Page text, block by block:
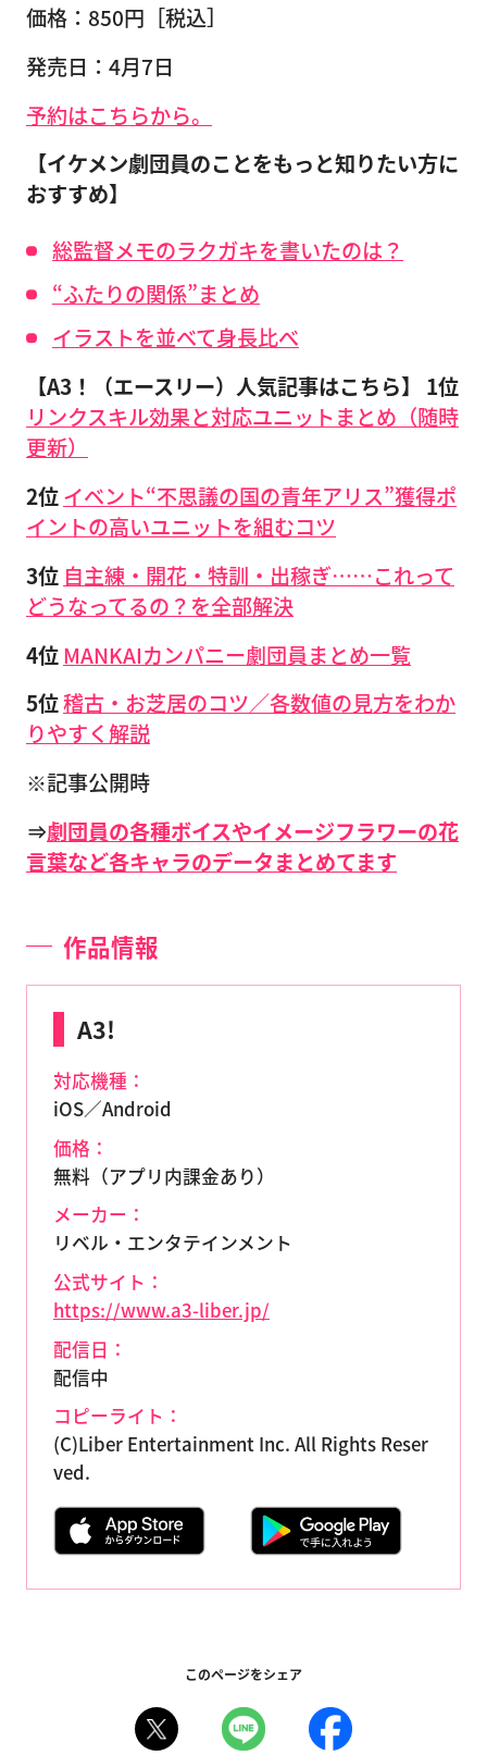
価格：850円［税込］
発売日：4月7日
予約はこちらから。
【イケメン劇団員のことをもっと知りたい方に
おすすめ】
総監督メモのラクガキを書いたのは？
“ふたりの関係”まとめ
イラストを並べて身長比べ
【A3！（エースリー）人気記事はこちら】
1位
リンクスキル効果と対応ユニットまとめ（随時
更新）
2位イベント“不思議の国の青年アリス”獲得ポ
イントの高いユニットを組むコツ
3位 自主練・開花・特訓・出稼ぎ……これって
どうなってるの？を全部解決
4位MANKAIカンパニー劇団員まとめ一覧
5位稽古・お芝居のコツ／各数値の見方をわか
りやすく解説
※記事公開時
⇒劇団員の各種ボイスやイメージフラワーの花
言葉など各キャラのデータまとめてます
作品情報
A3!
対応機種：
iOS／Android
価格：
無料（アプリ内課金あり）
メーカー：
リベル・エンタテインメント
公式サイト：
https://www.a3-liber.jp/
配信日：
配信中
コピーライト：
(C)Liber Entertainment Inc. All Rights Reser
ved.
このページをシェア